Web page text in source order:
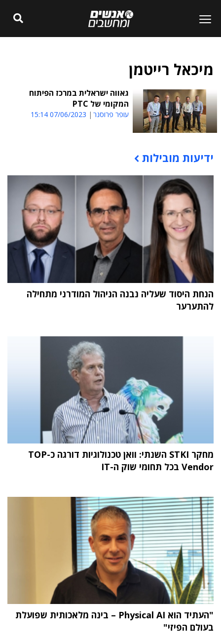
מיכאל רייטמן
גאווה ישראלית במרכז הפיתוח
המקומי של PTC
עופר פרוסנר 07/06/2023 15:14
תוכן פרסומי
ידיעות מובילות
הנחת היסוד שעליה נבנה הניהול המודרני מתחילה
להתערער
מחקר STKI השנתי: וואן טכנולוגיות דורגה כ-TOP
Vendor בכל תחומי שוק ה-IT
"העתיד הוא Physical AI – בינה מלאכותית שפועלת
בעולם הפיזי"